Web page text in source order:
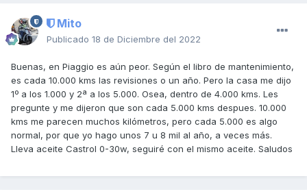
Mito
Publicado 18 de Diciembre del 2022
Buenas, en Piaggio es aún peor. Según el libro de mantenimiento,
es cada 10.000 kms las revisiones o un año. Pero la casa me dijo
1º a los 1.000 y 2ª a los 5.000. Osea, dentro de 4.000 kms. Les
pregunte y me dijeron que son cada 5.000 kms despues. 10.000
kms me parecen muchos kilómetros, pero cada 5.000 es algo
normal, por que yo hago unos 7 u 8 mil al año, a veces más.
Lleva aceite Castrol 0-30w, seguiré con el mismo aceite. Saludos